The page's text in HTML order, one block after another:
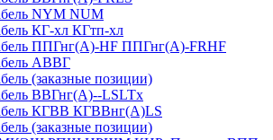
NYM NUM
КГ-хл КГтп-хл
ППГнг(А)-HF ППГнг(А)-FRHF
АВВГ
(заказные позиции)
ВВГнг(А)--LSLTx
КГВВ КГВВнг(А)LS
(заказные позиции)